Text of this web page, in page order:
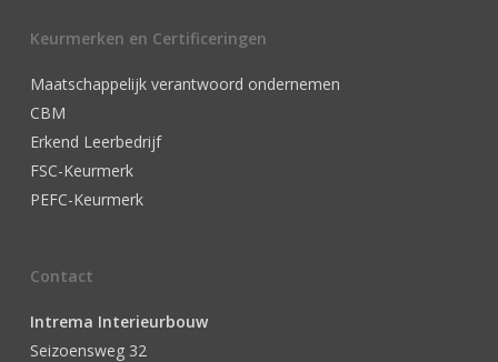
Keurmerken en Certificeringen
Maatschappelijk verantwoord ondernemen
CBM
Erkend Leerbedrijf
FSC-Keurmerk
PEFC-Keurmerk
Contact
Intrema Interieurbouw
Seizoensweg 32